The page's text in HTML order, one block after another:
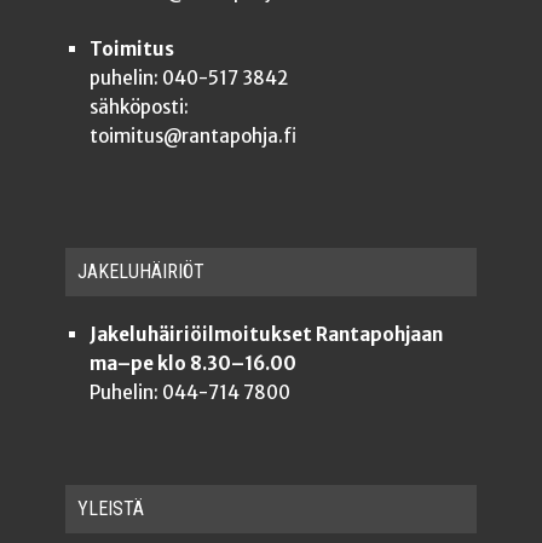
Toimitus
puhelin: 040-517 3842
sähköposti:
toimitus@rantapohja.fi
JAKE­LU­HÄI­RIÖT
Jakeluhäiriöilmoitukset Rantapohjaan
ma–pe klo 8.30–16.00
Puhelin: 044-714 7800
YLEISTÄ